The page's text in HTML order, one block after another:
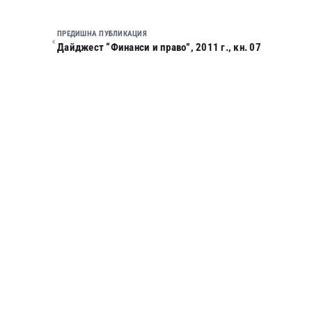
ПРЕДИШНА ПУБЛИКАЦИЯ
Дайджест “Финанси и право”, 2011 г., кн. 07